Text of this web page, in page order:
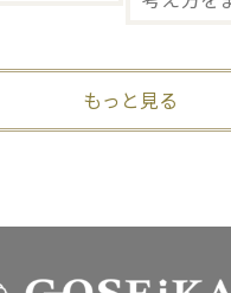
て、発想
はずです。
もっと見る